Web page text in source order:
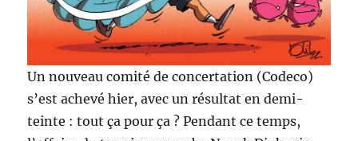
Un nouveau comité de concertation (Codeco)
s’est achevé hier, avec un résultat en demi-
teinte : tout ça pour ça ? Pendant ce temps,